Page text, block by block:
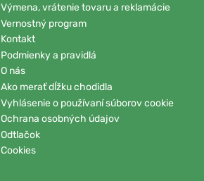
Výmena, vrátenie tovaru a reklamácie
Vernostný program
Kontakt
Podmienky a pravidlá
O nás
Ako merať dĺžku chodidla
Vyhlásenie o používaní súborov cookie
Ochrana osobných údajov
Odtlačok
Cookies